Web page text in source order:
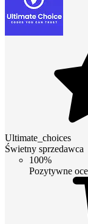
Ultimate_choices
Świetny sprzedawca
100%
Pozytywne